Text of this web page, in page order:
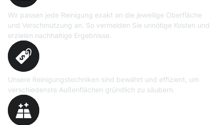
Wir passen jede Reinigung exakt an die jeweilige Oberfläche
und Verschmutzung an. So vermeiden Sie unnötige Kosten und
erzielen nachhaltige Ergebnisse.
Unsere Reinigungstechniken sind bewährt und effizient, um
verschiedenste Außenflächen gründlich zu säubern.